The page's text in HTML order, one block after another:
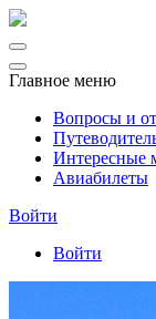
Главное меню
Вопросы и
Интересные
Авиабилеты
Войти
Войти